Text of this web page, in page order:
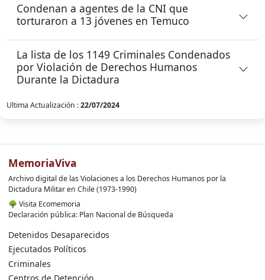
Condenan a agentes de la CNI que
torturaron a 13 jóvenes en Temuco
La lista de los 1149 Criminales Condenados
por Violación de Derechos Humanos
Durante la Dictadura
Ultima Actualización :22/07/2024
MemoriaViva
Archivo digital de las Violaciones a los Derechos Humanos por la
Dictadura Militar en Chile (1973-1990)
🌳 Visita Ecomemoria
Declaración pública: Plan Nacional de Búsqueda
Detenidos Desaparecidos
Ejecutados Políticos
Criminales